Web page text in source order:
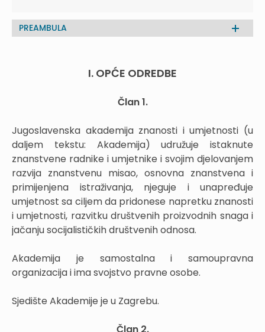
PREAMBULA
I. OPĆE ODREDBE
Član 1.
Jugoslavenska akademija znanosti i umjetnosti (u
daljem tekstu: Akademija) udružuje istaknute
znanstvene radnike i umjetnike i svojim djelovanjem
razvija znanstvenu misao, osnovna znanstvena i
primijenjena istraživanja, njeguje i unapređuje
umjetnost sa ciljem da pridonese napretku znanosti
i umjetnosti, razvitku društvenih proizvodnih snaga i
jačanju socijalističkih društvenih odnosa.
Akademija je samostalna i samoupravna
organizacija i ima svojstvo pravne osobe.
Sjedište Akademije je u Zagrebu.